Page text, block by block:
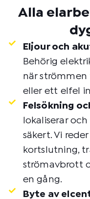
Alla
Eljour och
Behörig
när strömmen
eller ett elfel
Felsökning
lokaliserar
säkert. Vi
kortslutning,
strömavbrott
en gång.
Byte av